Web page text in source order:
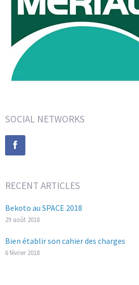
SOCIAL NETWORKS
RECENT ARTICLES
Bekoto au SPACE 2018
29 août 2018
Bien établir son cahier des charges
6 février 2018